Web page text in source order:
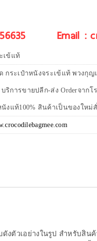
Email :
เข้แท้
กระเป๋าหนังจระเข้แท้ พวงกุญ
ริการขายปลีก-ส่ง Orderจาก
นังแท้100% สินค้าเป็นของใหม่
งตัวเอย่างในรูป สำหรับสิ